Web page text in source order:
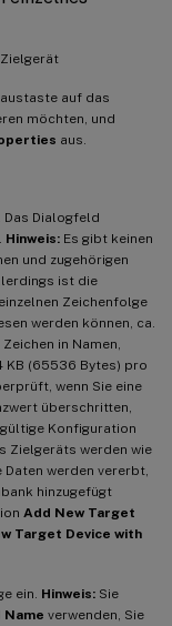
auf das
möchten, und
aus.
. Das Dialogfeld
Hinweis: Es gibt keinen
und zugehörigen
ist die
Zeichenfolge
werden können, ca.
in Namen,
KB (65536 Bytes) pro
wenn Sie eine
überschritten,
Konfiguration
Zielgeräts werden wie
werden vererbt,
hinzugefügt
Add New Target
Target Device with
ein. Hinweis: Sie
Name verwenden, Sie